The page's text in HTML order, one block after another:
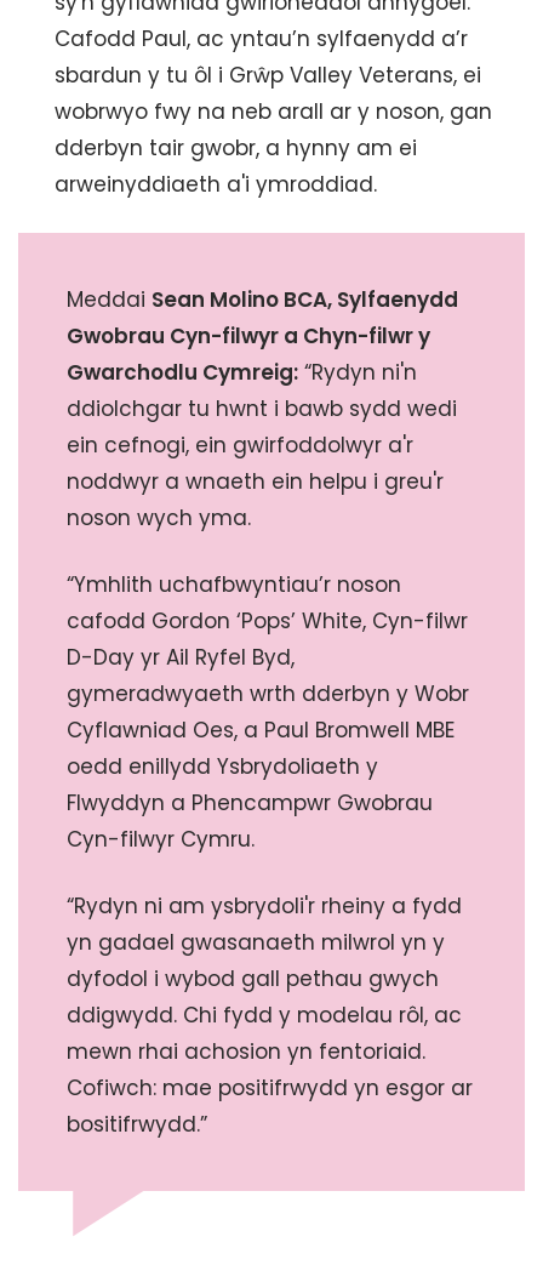
Cafodd Paul, ac yntau’n sylfaenydd a’r
sbardun y tu ôl i Grŵp Valley Veterans, ei
wobrwyo fwy na neb arall ar y noson, gan
dderbyn tair gwobr, a hynny am ei
arweinyddiaeth a'i ymroddiad.
Meddai Sean Molino BCA, Sylfaenydd
Gwobrau Cyn-filwyr a Chyn-filwr y
Gwarchodlu Cymreig: “Rydyn ni'n
ddiolchgar tu hwnt i bawb sydd wedi
ein cefnogi, ein gwirfoddolwyr a'r
noddwyr a wnaeth ein helpu i greu'r
noson wych yma.
“Ymhlith uchafbwyntiau’r noson
cafodd Gordon ‘Pops’ White, Cyn-filwr
D-Day yr Ail Ryfel Byd,
gymeradwyaeth wrth dderbyn y Wobr
Cyflawniad Oes, a Paul Bromwell MBE
oedd enillydd Ysbrydoliaeth y
Flwyddyn a Phencampwr Gwobrau
Cyn-filwyr Cymru.
“Rydyn ni am ysbrydoli'r rheiny a fydd
yn gadael gwasanaeth milwrol yn y
dyfodol i wybod gall pethau gwych
ddigwydd. Chi fydd y modelau rôl, ac
mewn rhai achosion yn fentoriaid.
Cofiwch: mae positifrwydd yn esgor ar
bositifrwydd.”